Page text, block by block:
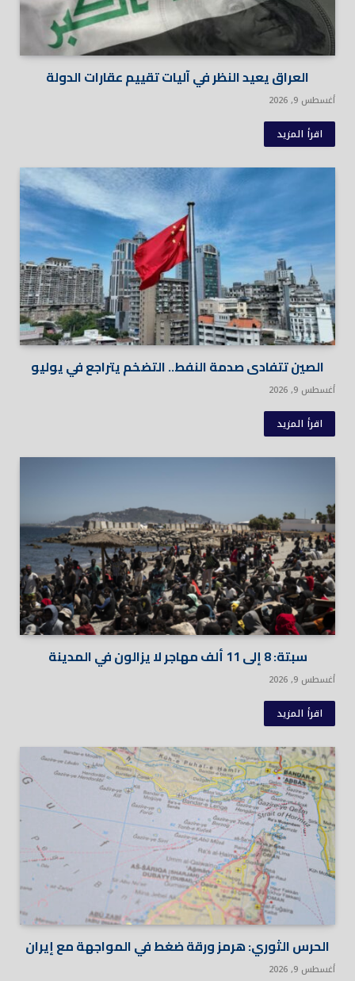
العراق يعيد النظر في آليات تقييم عقارات الدولة
أغسطس 9, 2026
اقرأ المزيد
الصين تتفادى صدمة النفط.. التضخم يتراجع في يوليو
أغسطس 9, 2026
اقرأ المزيد
سبتة: 8 إلى 11 ألف مهاجر لا يزالون في المدينة
أغسطس 9, 2026
اقرأ المزيد
الحرس الثوري: هرمز ورقة ضغط في المواجهة مع إيران
أغسطس 9, 2026